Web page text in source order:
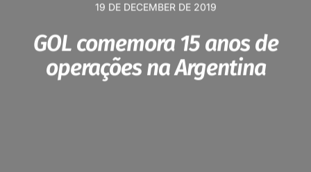
19 DE DECEMBER DE 2019
GOL comemora 15 anos de
operações na Argentina